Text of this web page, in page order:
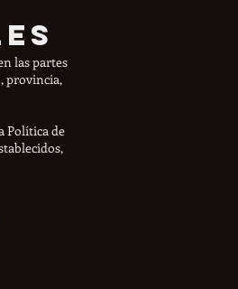
las partes
provincia,
Política de